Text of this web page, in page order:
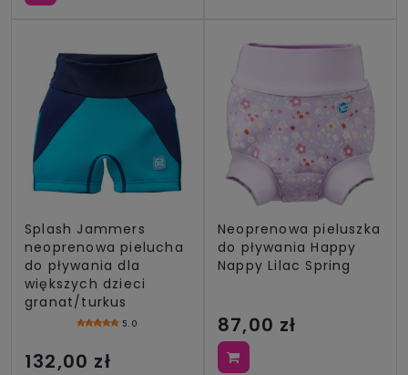
Splash Jammers
neoprenowa pielucha
do pływania dla
większych dzieci
granat/turkus
5.0
132,00 zł
Neoprenowa pieluszka
do pływania Happy
Nappy Lilac Spring
87,00 zł